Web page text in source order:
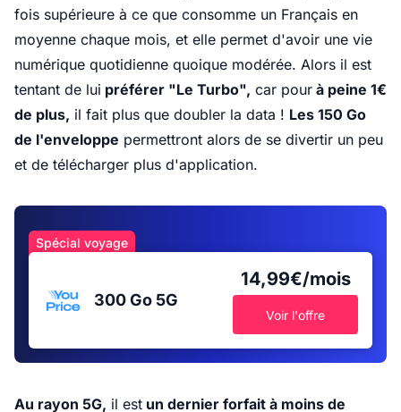
fois supérieure à ce que consomme un Français en
moyenne chaque mois, et elle permet d'avoir une vie
numérique quotidienne quoique modérée. Alors il est
tentant de lui préférer "Le Turbo", car pour à peine 1€
de plus, il fait plus que doubler la data ! Les 150 Go
de l'enveloppe permettront alors de se divertir un peu
et de télécharger plus d'application.
Spécial voyage
300 Go 5G
14,99€/mois
Voir l'offre
Au rayon 5G, il est un dernier forfait à moins de